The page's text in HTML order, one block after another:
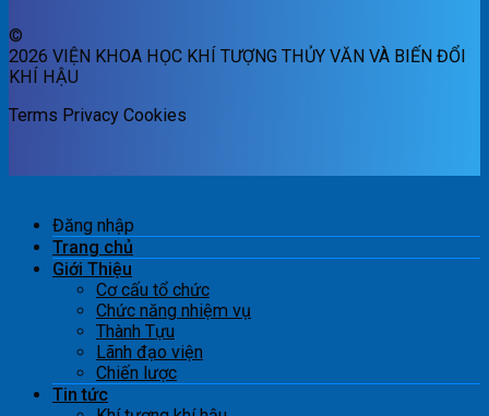
©
2026 VIỆN KHOA HỌC KHÍ TƯỢNG THỦY VĂN VÀ BIẾN ĐỔI
KHÍ HẬU
Terms Privacy Cookies
Đăng nhập
Trang chủ
Giới Thiệu
Cơ cấu tổ chức
Chức năng nhiệm vụ
Thành Tựu
Lãnh đạo viện
Chiến lược
Tin tức